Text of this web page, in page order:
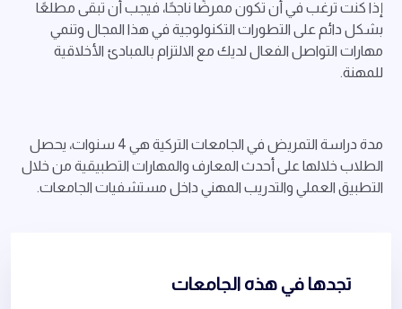
إذا كنت ترغب في أن تكون ممرضًا ناجحًا، فيجب أن تبقى مطلعًا
بشكل دائم على التطورات التكنولوجية في هذا المجال وتنمي
مهارات التواصل الفعال لديك مع الالتزام بالمبادئ الأخلاقية
للمهنة.
مدة دراسة التمريض في الجامعات التركية هي 4 سنوات، يحصل
الطلاب خلالها على أحدث المعارف والمهارات التطبيقية من خلال
التطبيق العملي والتدريب المهني داخل مستشفيات الجامعات.
تجدها في هذه الجامعات